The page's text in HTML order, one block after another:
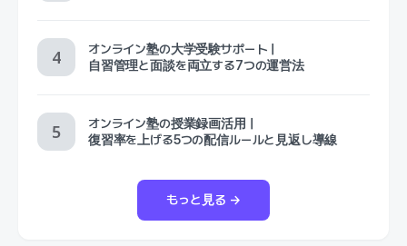
オンライン塾の大学受験サポート｜
自習管理と面談を両立する7つの運営法
オンライン塾の授業録画活用｜
復習率を上げる5つの配信ルールと見返し導線
もっと見る →